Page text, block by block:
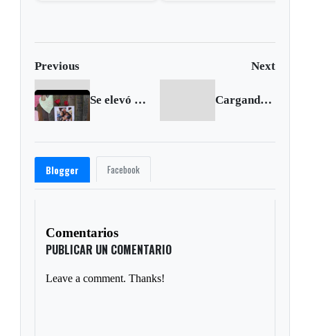
Previous Next
Se elevó a 58 la cifra de muertos por el incendio de Londres Cargando siguiente...
Blogger Facebook
Comentarios
PUBLICAR UN COMENTARIO
Leave a comment. Thanks!